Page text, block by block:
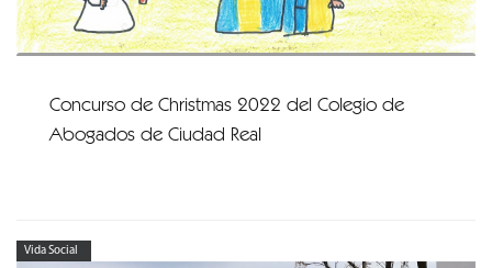
Concurso de Christmas 2022 del Colegio de
Abogados de Ciudad Real
Vida Social